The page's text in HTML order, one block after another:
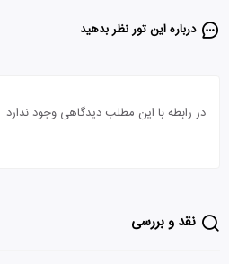
درباره این تور‌ نظر بدهید
در رابطه با این مطلب دیدگاهی وجود ندارد
نقد و بررسی